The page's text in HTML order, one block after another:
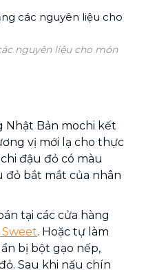
nguyên liệu cho món
Bản mochi kết
vị mới lạ cho thực
đậu đỏ có màu
đỏ bắt mắt của nhân
tại các cửa hàng
. Hoặc tự làm
bị bột gạo nếp,
Sau khi nấu chín